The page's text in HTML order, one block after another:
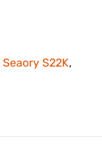
Seaory S22K,